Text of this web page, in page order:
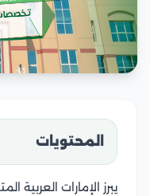
المحتويات
يبرز الإمارات العربية